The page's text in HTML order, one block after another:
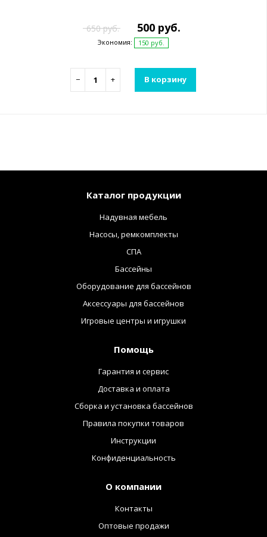
650 руб. 500 руб.
Экономия: 150 руб.
− + В корзину
Каталог продукции
Надувная мебель
Насосы, ремкомплекты
СПА
Бассейны
Оборудование для бассейнов
Аксессуары для бассейнов
Игровые центры и игрушки
Помощь
Гарантия и сервис
Доставка и оплата
Сборка и установка бассейнов
Правила покупки товаров
Инструкции
Конфиденциальность
О компании
Контакты
Оптовые продажи